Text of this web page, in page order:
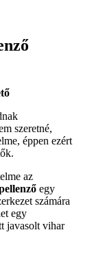
szeretné,
éppen ezért
az
egy
számára
egy
javasolt vihar